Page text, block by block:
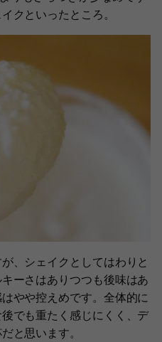
クといったところ。
、シェイクとしてはわりと
ーさはありつつも後味はあ
やや控えめです。全体的に
でも重たく感じにくく、デ
と思います。